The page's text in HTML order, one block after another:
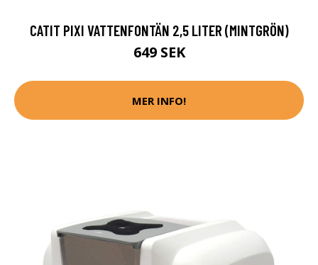
CATIT PIXI VATTENFONTÄN 2,5 LITER (MINTGRÖN)
649 SEK
MER INFO!